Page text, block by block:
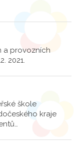
a provozních
2021.
škole
kraje